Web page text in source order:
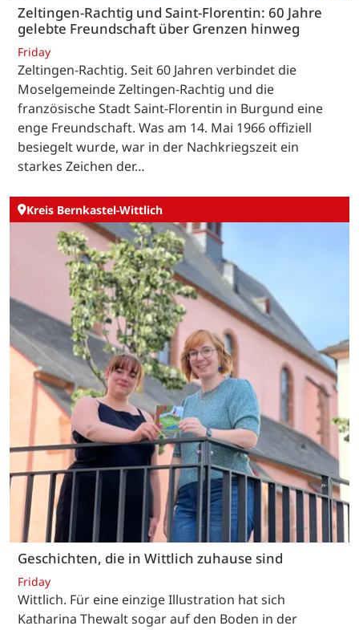
Zeltingen-Rachtig und Saint-Florentin: 60 Jahre
gelebte Freundschaft über Grenzen hinweg
Friday
Zeltingen-Rachtig. Seit 60 Jahren verbindet die
Moselgemeinde Zeltingen-Rachtig und die
französische Stadt Saint-Florentin in Burgund eine
enge Freundschaft. Was am 14. Mai 1966 offiziell
besiegelt wurde, war in der Nachkriegszeit ein
starkes Zeichen der…
Kreis Bernkastel-Wittlich
Geschichten, die in Wittlich zuhause sind
Friday
Wittlich. Für eine einzige Illustration hat sich
Katharina Thewalt sogar auf den Boden in der